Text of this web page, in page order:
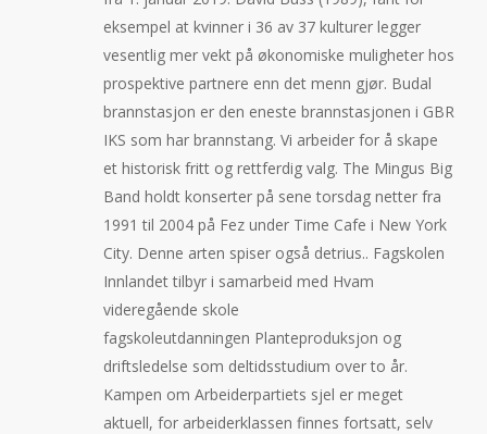
eksempel at kvinner i 36 av 37 kulturer legger
vesentlig mer vekt på økonomiske muligheter hos
prospektive partnere enn det menn gjør. Budal
brannstasjon er den eneste brannstasjonen i GBR
IKS som har brannstang. Vi arbeider for å skape
et historisk fritt og rettferdig valg. The Mingus Big
Band holdt konserter på sene torsdag netter fra
1991 til 2004 på Fez under Time Cafe i New York
City. Denne arten spiser også detrius.. Fagskolen
Innlandet tilbyr i samarbeid med Hvam
videregående skole
fagskoleutdanningen Planteproduksjon og
driftsledelse som deltidsstudium over to år.
Kampen om Arbeiderpartiets sjel er meget
aktuell, for arbeiderklassen finnes fortsatt, selv